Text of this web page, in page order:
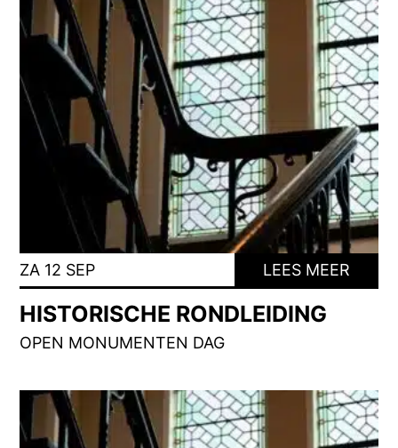
ZA 12 SEP LEES MEER
HISTORISCHE RONDLEIDING
OPEN MONUMENTEN DAG